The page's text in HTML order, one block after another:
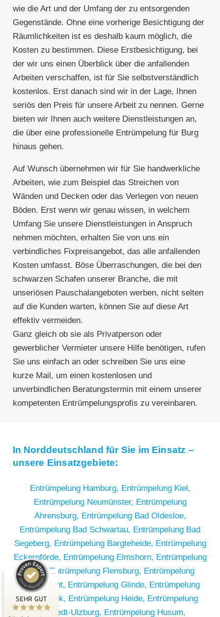
wie die Art und der Umfang der zu entsorgenden
Gegenstände. Ohne eine vorherige Besichtigung der
Räumlichkeiten ist es deshalb kaum möglich, die
Kosten zu bestimmen. Diese Erstbesichtigung, bei
der wir uns einen Überblick über die anfallenden
Arbeiten verschaffen, ist für Sie selbstverständlich
kostenlos. Erst danach sind wir in der Lage, Ihnen
seriös den Preis für unsere Arbeit zu nennen. Gerne
bieten wir Ihnen auch weitere Dienstleistungen an,
die über eine professionelle Entrümpelung für Burg
hinaus gehen.
Auf Wunsch übernehmen wir für Sie handwerkliche
Arbeiten, wie zum Beispiel das Streichen von
Wänden und Decken oder das Verlegen von neuen
Böden. Erst wenn wir genau wissen, in welchem
Umfang Sie unsere Dienstleistungen in Anspruch
nehmen möchten, erhalten Sie von uns ein
verbindliches Fixpreisangebot, das alle anfallenden
Kosten umfasst. Böse Überraschungen, die bei den
schwarzen Schafen unserer Branche, die mit
unseriösen Pauschalangeboten werben, nicht selten
auf die Kunden warten, können Sie auf diese Art
effektiv vermeiden.
Ganz gleich ob sie als Privatperson oder
gewerblicher Vermieter unsere Hilfe benötigen, rufen
Sie uns einfach an oder schreiben Sie uns eine
kurze Mail, um einen kostenlosen und
unverbindlichen Beratungstermin mit einem unserer
kompetenten Entrümpelungsprofis zu vereinbaren.
In Norddeutschland für Sie im Einsatz –
unsere Einsatzgebiete:
Entrümpelung Hamburg, Entrümpelung Kiel,
Entrümpelung Neumünster, Entrümpelung
Ahrensburg, Entrümpelung Bad Oldesloe,
Entrümpelung Bad Schwartau, Entrümpelung Bad
Segeberg, Entrümpelung Bargteheide, Entrümpelung
Eckernförde, Entrümpelung Elmshorn, Entrümpelung
Eutin,Entrümpelung Flensburg, Entrümpelung
Geesthacht, Entrümpelung Glinde, Entrümpelung
Halstenbek, Entrümpelung Heide, Entrümpelung
Henstedt-Ulzburg, Entrümpelung Husum,
SEHR GUT
Kundenbewertungen und Erfahrungen zu
RümpelButler
SEHR GUT
5,00 / 5,00
2
Bewertungen von 1
anderen Quelle